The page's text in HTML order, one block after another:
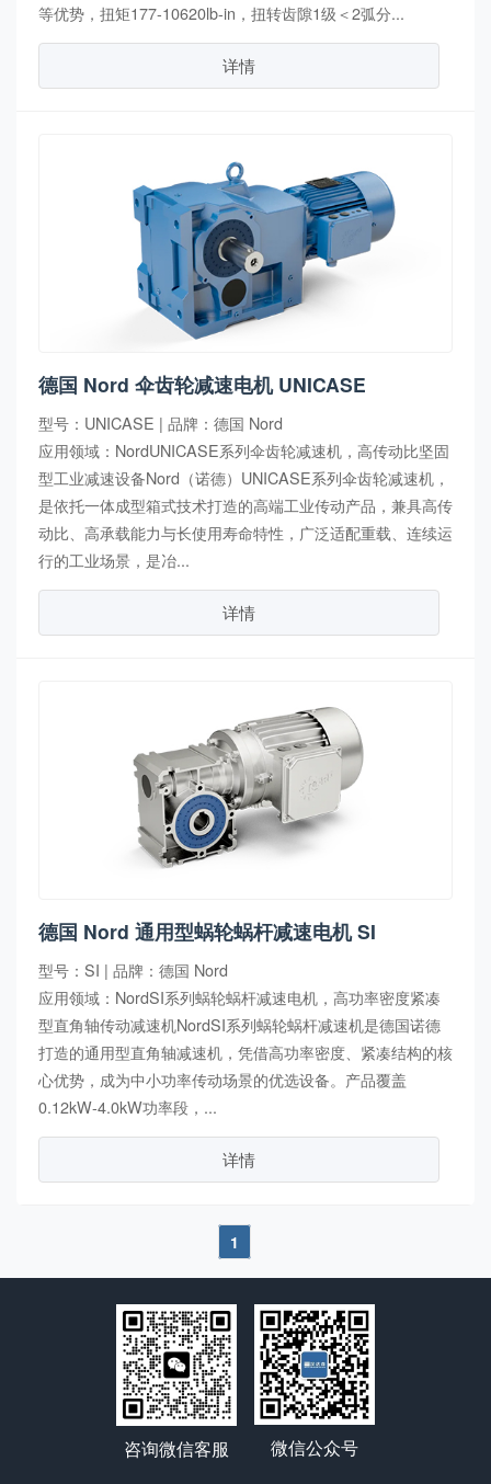
等优势，扭矩177-10620lb-in，扭转齿隙1级＜2弧分...
详情
德国 Nord 伞齿轮减速电机 UNICASE
型号：UNICASE | 品牌：德国 Nord
应用领域：NordUNICASE系列伞齿轮减速机，高传动比坚固
型工业减速设备Nord（诺德）UNICASE系列伞齿轮减速机，
是依托一体成型箱式技术打造的高端工业传动产品，兼具高传
动比、高承载能力与长使用寿命特性，广泛适配重载、连续运
行的工业场景，是冶...
详情
德国 Nord 通用型蜗轮蜗杆减速电机 SI
型号：SI | 品牌：德国 Nord
应用领域：NordSI系列蜗轮蜗杆减速电机，高功率密度紧凑
型直角轴传动减速机NordSI系列蜗轮蜗杆减速机是德国诺德
打造的通用型直角轴减速机，凭借高功率密度、紧凑结构的核
心优势，成为中小功率传动场景的优选设备。产品覆盖
0.12kW-4.0kW功率段，...
详情
1
咨询微信客服 微信公众号